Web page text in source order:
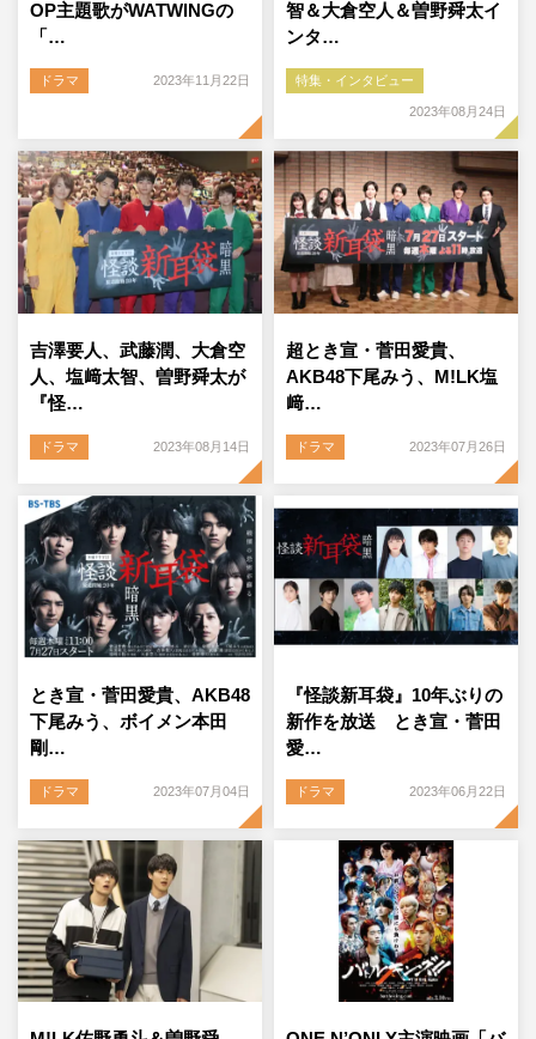
OP主題歌がWATWINGの
「…
ドラマ 2023年11月22日
智＆大倉空人＆曽野舜太イ
ンタ…
特集・インタビュー
2023年08月24日
吉澤要人、武藤潤、大倉空
人、塩﨑太智、曽野舜太が
『怪…
ドラマ 2023年08月14日
超とき宣・菅田愛貴、
AKB48下尾みう、M!LK塩
﨑…
ドラマ 2023年07月26日
とき宣・菅田愛貴、AKB48
下尾みう、ボイメン本田
剛…
ドラマ 2023年07月04日
『怪談新耳袋』10年ぶりの
新作を放送 とき宣・菅田
愛…
ドラマ 2023年06月22日